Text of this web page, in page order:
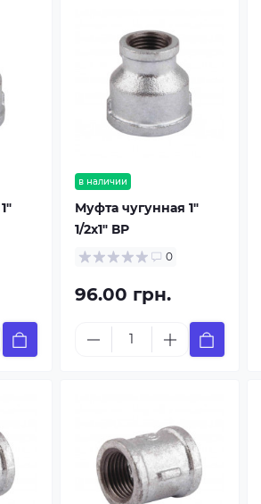
в наличии
Муфта чугунная 1"
1/2х1" ВР
0
96.00 грн.